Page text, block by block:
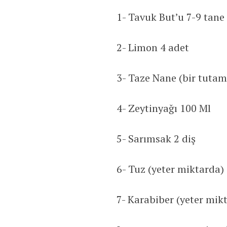
1- Tavuk But’u 7-9 tane
2- Limon 4 adet
3- Taze Nane (bir
4- Zeytinyağı 100 Ml
5- Sarımsak 2 diş
6- Tuz (yeter miktarda)
7- Karabiber (yeter